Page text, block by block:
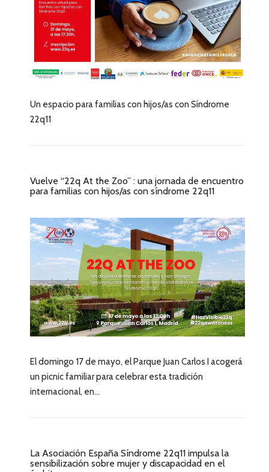
Un espacio para familias con hijos/as con Síndrome
22q11
Vuelve “22q At the Zoo” : una jornada de encuentro
para familias con hijos/as con síndrome 22q11
El domingo 17 de mayo, el Parque Juan Carlos I acogerá
un picnic familiar para celebrar esta tradición
internacional, en...
La Asociación España Síndrome 22q11 impulsa la
sensibilización sobre mujer y discapacidad en el